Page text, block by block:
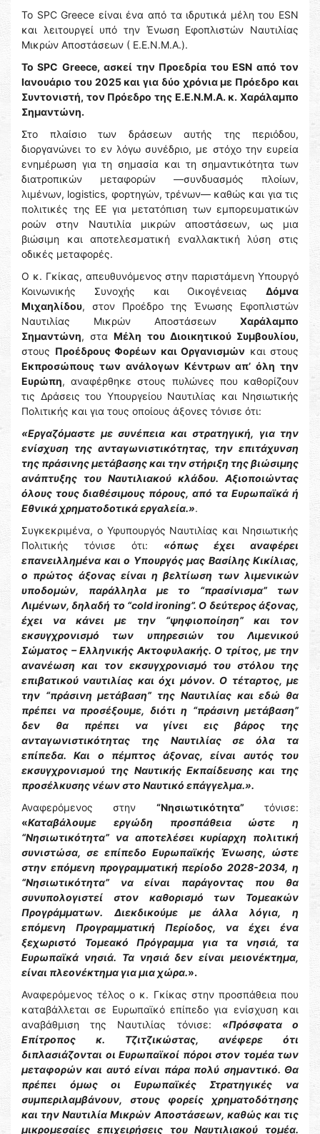
Το SPC Greece είναι ένα από τα ιδρυτικά μέλη του ESN
και λειτουργεί υπό την Ένωση Εφοπλιστών Ναυτιλίας
Μικρών Αποστάσεων ( Ε.Ε.Ν.Μ.Α.).
Το SPC Greece, ασκεί την Προεδρία του ESN από τον
Ιανουάριο του 2025 και για δύο χρόνια με Πρόεδρο και
Συντονιστή, τον Πρόεδρο της Ε.Ε.Ν.Μ.Α. κ. Χαράλαμπο
Σημαντώνη.
Στο πλαίσιο των δράσεων αυτής της περιόδου,
διοργανώνει το εν λόγω συνέδριο, με στόχο την ευρεία
ενημέρωση για τη σημασία και τη σημαντικότητα των
διατροπικών μεταφορών ―συνδυασμός πλοίων,
λιμένων, logistics, φορτηγών, τρένων― καθώς και για τις
πολιτικές της ΕΕ για μετατόπιση των εμπορευματικών
ροών στην Ναυτιλία μικρών αποστάσεων, ως μια
βιώσιμη και αποτελεσματική εναλλακτική λύση στις
οδικές μεταφορές.
O κ. Γκίκας, απευθυνόμενος στην παριστάμενη Υπουργό
Κοινωνικής Συνοχής και Οικογένειας Δόμνα
Μιχαηλίδου, στον Προέδρο της Ένωσης Εφοπλιστών
Ναυτιλίας Μικρών Αποστάσεων Χαράλαμπο
Σημαντώνη, σταΜέλη του Διοικητικού Συμβουλίου,
στους Προέδρους Φορέων και Οργανισμών και στους
Εκπροσώπους των ανάλογων Κέντρων απ’ όλη την
Ευρώπη, αναφέρθηκε στους πυλώνες που καθορίζουν
τις Δράσεις του Υπουργείου Ναυτιλίας και Νησιωτικής
Πολιτικής και για τους οποίους άξονες τόνισε ότι:
«Εργαζόμαστε με συνέπεια και στρατηγική, για την
ενίσχυση της ανταγωνιστικότητας, την επιτάχυνση
της πράσινης μετάβασης και την στήριξη της βιώσιμης
ανάπτυξης του Ναυτιλιακού κλάδου. Αξιοποιώντας
όλους τους διαθέσιμους πόρους, από τα Ευρωπαϊκά ή
Εθνικά χρηματοδοτικά εργαλεία.».
Συγκεκριμένα, ο Υφυπουργός Ναυτιλίας και Νησιωτικής
Πολιτικής τόνισε ότι: «όπως έχει αναφέρει
επανειλλημένα και ο Υπουργός μας Βασίλης Κικίλιας,
ο πρώτος άξονας είναι η βελτίωση των λιμενικών
υποδομών, παράλληλα με το “πρασίνισμα” των
Λιμένων, δηλαδή το “cold ironing”. Ο δεύτερος άξονας,
έχει να κάνει με την “ψηφιοποίηση” και τον
εκσυγχρονισμό των υπηρεσιών του Λιμενικού
Σώματος – Ελληνικής Ακτοφυλακής. Ο τρίτος, με την
ανανέωση και τον εκσυγχρονισμό του στόλου της
επιβατικού ναυτιλίας και όχι μόνον. Ο τέταρτος, με
την “πράσινη μετάβαση” της Ναυτιλίας και εδώ θα
πρέπει να προσέξουμε, διότι η “πράσινη μετάβαση”
δεν θα πρέπει να γίνει εις βάρος της
ανταγωνιστικότητας της Nαυτιλίας σε όλα τα
επίπεδα. Και ο πέμπτος άξονας, είναι αυτός του
εκσυγχρονισμού της Ναυτικής Εκπαίδευσης και της
προσέλκυσης νέων στο Ναυτικό επάγγελμα.».
Αναφερόμενος στην “Νησιωτικότητα”τόνισε:
«Καταβάλουμε εργώδη προσπάθεια ώστε η
“Νησιωτικότητα” να αποτελέσει κυρίαρχη πολιτική
συνιστώσα, σε επίπεδο Ευρωπαϊκής Ένωσης, ώστε
στην επόμενη προγραμματική περίοδο 2028-2034, η
“Νησιωτικότητα” να είναι παράγοντας
που θα
συνυπολογιστεί στον καθορισμό των Τομεακών
Προγράμματων. Διεκδικούμε με άλλα λόγια, η
επόμενη Προγραμματική Περίοδος, να έχει ένα
ξεχωριστό Τομεακό Πρόγραμμα για τα νησιά, τα
Ευρωπαϊκά νησιά. Τα νησιά δεν είναι μειονέκτημα,
είναι πλεονέκτημα για μια χώρα.».
Αναφερόμενος τέλος ο κ. Γκίκας στην προσπάθεια που
καταβάλλεται σε Ευρωπαϊκό επίπεδο για ενίσχυση και
αναβάθμιση της Ναυτιλίας τόνισε: «Πρόσφατα ο
Επίτροπος κ. Τζιτζικώστας, ανέφερε ότι
διπλασιάζονται οι Ευρωπαϊκοί πόροι στον τομέα των
μεταφορών και αυτό είναι πάρα πολύ σημαντικό. Θα
πρέπει όμως οι Ευρωπαϊκές Στρατηγικές να
συμπεριλαμβάνουν, στους φορείς χρηματοδότησης
και την Ναυτιλία Μικρών Αποστάσεων, καθώς και τις
μικρομεσαίες επιχειρήσεις του Ναυτιλιακού τομέα.